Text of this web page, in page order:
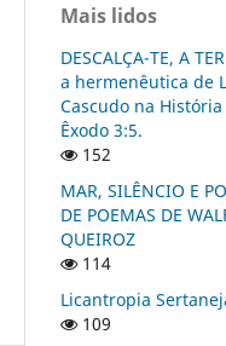
Mais lidos
DESCALÇA-TE, A
a hermenêutica de
Cascudo na
Êxodo 3:5.
152
MAR, SILÊNCIO E
DE POEMAS DE
QUEIROZ
114
Licantropia
109